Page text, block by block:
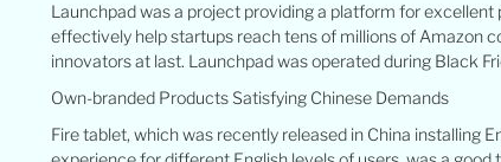
Launchpad was a project providing a platform for
effectively help startups reach tens of millions of Amazon
innovators at last. Launchpad was operated during Black
Own-branded Products Satisfying Chinese Demands
Fire tablet, which was recently released in China installing